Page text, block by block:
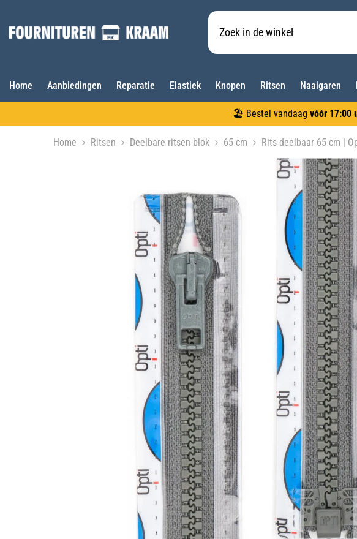
Home Aanbiedingen Reparatie Elastiek Knopen Ritsen Naaigaren
🏖️ Bestel vandaag vóór 17:00
Home Ritsen Deelbare ritsen blok 65 cm Rits deelbaar 65 cm |